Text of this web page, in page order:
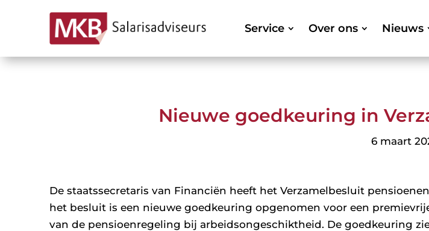
Service Over ons Nieuws
Nieuwe goedkeuring in
6 maart
De staatssecretaris van Financiën heeft het Verzamelbesluit
het besluit is een nieuwe goedkeuring opgenomen voor een
van de pensioenregeling bij arbeidsongeschiktheid. De goedkeuring